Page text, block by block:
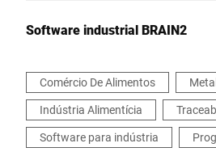
Confirmo que concordo com o uso dos
processar essa solicitação
encontradas noDeclaração de
Software industrial BRAIN2
Comércio De Alimentos
Indústria Alimentícia
Software para indústria